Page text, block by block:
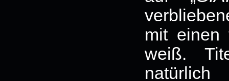
mit einen
weiß.
natürlich